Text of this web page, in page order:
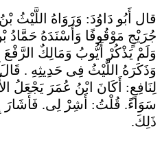
قال أَبُو دَاوُدَ: وَرَوَاهُ اللَّيْثُ
جُرَيْجٍ مَوْقُوفًا وَأَسْنَدَهُ
وَلَمْ يَذْكُرْ أَيُّوبُ وَمَالِكٌ
وَذَكَرَهُ اللَّيْثُ فِى حَدِيثِهِ .
لِنَافِعٍ: أَكَانَ ابْنُ عُمَرَ يَجْعَلُ
سَوَاءً. قُلْتُ: أَشِرْ لِى. فَأَشَارَ
ذَلِكَ.